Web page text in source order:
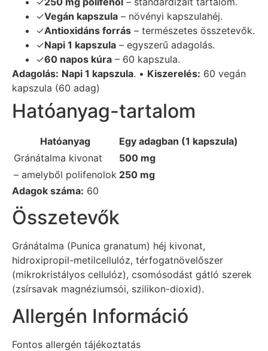
✓Vegán kapszula – növényi kapszulahéj.
✓Antioxidáns forrás – természetes összetevők.
✓Napi 1 kapszula – egyszerű adagolás.
✓60 napos kúra – 60 kapszula.
Adagolás: Napi 1 kapszula. • Kiszerelés: 60 vegán
kapszula (60 adag)
Hatóanyag-tartalom
Hatóanyag
Egy adagban (1 kapszula)
Gránátalma kivonat
500 mg
– amelyből polifenolok 250 mg
Adagok száma: 60
Összetevők
Gránátalma (Punica granatum) héj kivonat,
hidroxipropil-metilcellulóz, térfogatnövelőszer
(mikrokristályos cellulóz), csomósodást gátló szerek
(zsírsavak magnéziumsói, szilikon-dioxid).
Allergén Információ
Fontos allergén tájékoztatás